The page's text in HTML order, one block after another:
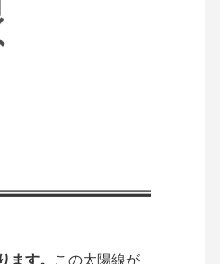
ます。
この太陽線が